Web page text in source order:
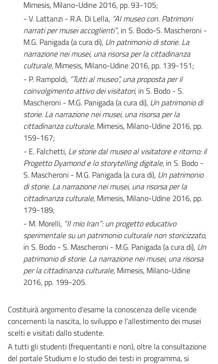
Mimesis, Milano-Udine 2016, pp. 93-105;
- V. Lattanzi - R.A. Di Lella, “Al museo con. Patrimoni
narrati per musei accoglienti”, in S. Bodo-S. Mascheroni -
M.G. Panigada (a cura di), Un patrimonio di storie. La
narrazione nei musei, una risorsa per la cittadinanza
culturale, Mimesis, Milano-Udine 2016, pp. 139-151;
- P. Rampoldi, “Tutti al museo”, una proposta per il
coinvolgimento attivo dei visitatori, in S. Bodo - S.
Mascheroni - M.G. Panigada (a cura di), Un patrimonio di
storie. La narrazione nei musei, una risorsa per la
cittadinanza culturale, Mimesis, Milano-Udine 2016, pp.
159-167;
- E. Falchetti, Le storie dal museo al visitatore e ritorno: il
Progetto Dyamond e lo storytelling digitale, in S. Bodo -
S. Mascheroni - M.G. Panigada (a cura di), Un patrimonio
di storie. La narrazione nei musei, una risorsa per la
cittadinanza culturale, Mimesis, Milano-Udine 2016, pp.
179-189;
- M. Morelli, “Il mio Iran”: un progetto educativo
sperimentale su un patrimonio culturale non storicizzato,
in S. Bodo - S. Mascheroni - M.G. Panigada (a cura di), Un
patrimonio di storie. La narrazione nei musei, una risorsa
per la cittadinanza culturale, Mimesis, Milano-Udine
2016, pp. 199-205.
Costituirà argomento d’esame la conoscenza delle vicende
concernenti la nascita, lo sviluppo e l’allestimento dei musei
scelti e visitati dallo studente.
A tutti gli studenti (frequentanti e non), oltre la consultazione
del portale Studium e lo studio dei testi in programma, si